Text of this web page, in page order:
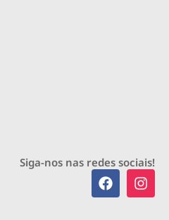
Siga-nos nas redes sociais!